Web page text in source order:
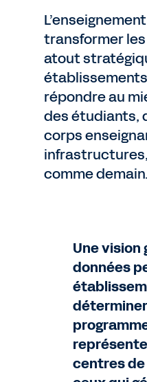
transformer
atout
répondre au
des étudiants,
corps
comme demain.
Une vision
données
centres